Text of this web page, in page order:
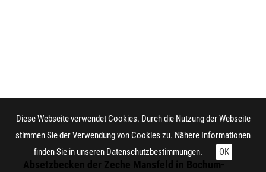
Absetzbecken der Zeche Mansfeld in Bochum-
Diese Webseite verwendet Cookies. Durch die Nutzung der Webseite
stimmen Sie der Verwendung von Cookies zu. Nähere Informationen
finden Sie in unseren Datenschutzbestimmungen. OK